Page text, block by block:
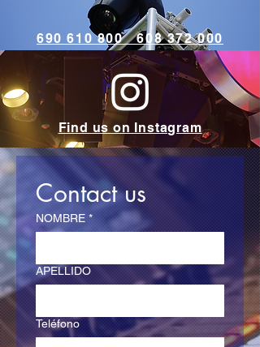
690 610 800 608 372 000
Find us on Instagram
Contact us
NOMBRE *
APELLIDO
Teléfono